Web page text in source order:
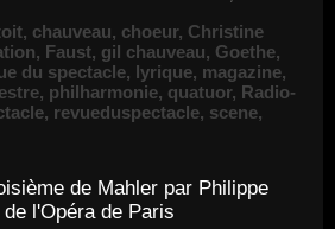
, chauveau, choeur, Christine
, Faust, gil chauveau, Goethe,
du spectacle, lyrique, magazine,
, philharmonie, quatuor, Radio-
, revueduspectacle, scene,
de Mahler par Philippe
l'Opéra de Paris